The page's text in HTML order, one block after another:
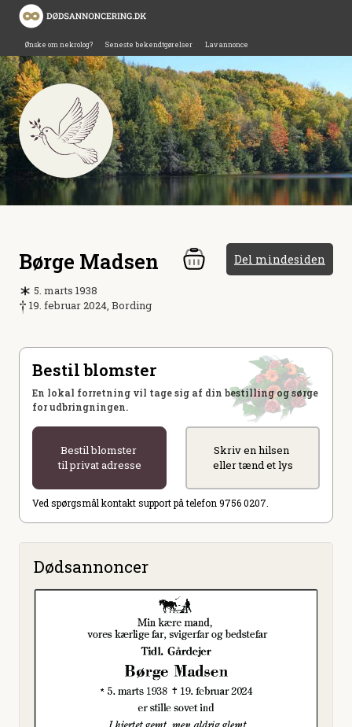
Ønske om nekrolog? Seneste bekendtgørelser Lav annonce
Børge Madsen Del mindesiden
5. marts 1938
19. februar 2024, Bording
Bestil blomster
En lokal forretning vil tage sig af din bestilling og sørge
for udbringningen.
Bestil blomster
til privat adresse
Skriv en hilsen
eller tænd et lys
Ved spørgsmål kontakt support på telefon 9756 0207.
Dødsannoncer